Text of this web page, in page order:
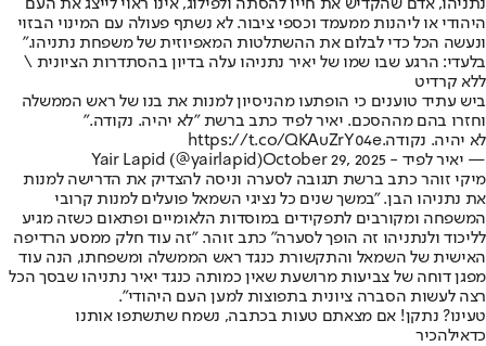
נתניהו, אדם שהקדיש את חייו להסתה ולפילוג, אינו ראוי לייצג את העם
היהודי או ליהנות ממעמד וכספי ציבור. לא נשתף פעולה עם המינוי הבזוי
ונעשה הכל כדי לבלום את ההשתלטות המאפיוזית של משפחת נתניהו.״
בלעדי: הרגע שבו שמו של יאיר נתניהו עלה בדיון בהסתדרות הציונית \
ללא קרדיט
ביש עתיד טוענים כי הופתעו מהניסיון למנות את בנו של ראש הממשלה
וחזרו בהם מההסכם. יאיר לפיד כתב ברשת "לא יהיה. נקודה."
לא יהיה. נקודה.https://t.co/QKAuZrY04e
— יאיר לפיד - Yair Lapid (@yairlapid) October 29, 2025
מיקי זוהר כתב ברשת תגובה לסערה וניסה להצדיק את הדרישה למנות
את נתניהו הבן. "במשך שנים כל נציגי השמאל פועלים למנות קרובי
המשפחה ומקורבים לתפקידים במוסדות הלאומיים ופתאום כשזה מגיע
לליכוד ולנתניהו זה הופך לסערה" כתב זוהר. "זה עוד חלק ממסע הרדיפה
האישית של השמאל והתקשורת כנגד ראש הממשלה ומשפחתו, הנה עוד
מפגן דוחה של צביעות מרושעת שאין כמותה כנגד יאיר נתניהו שבסך הכל
רצה לעשות הסברה ציונית בתפוצות למען העם היהודי".
טעינו? נתקן! אם מצאתם טעות בכתבה, נשמח שתשתפו אותנו
כדאילהכיר